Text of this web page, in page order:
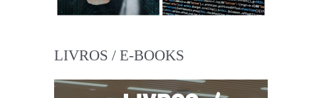
LIVROS / E-BOOKS